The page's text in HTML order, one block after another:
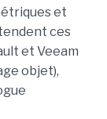
et
ces
et Veeam
objet),